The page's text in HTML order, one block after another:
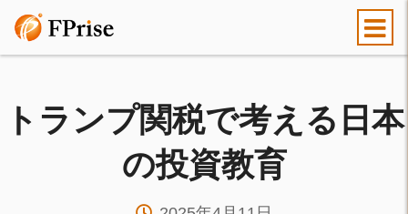
トランプ関税で考える日本
の投資教育